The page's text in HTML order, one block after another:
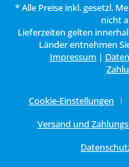
* Alle Preise inkl. gesetzl.
nicht
Lieferzeiten gelten
Länder entnehmen
Impressum |
Cookie-Einstellungen
Versand und